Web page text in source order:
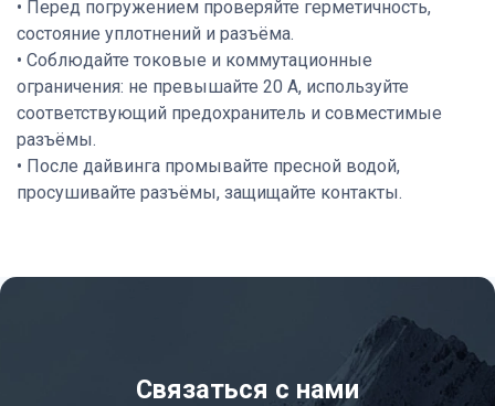
• Перед погружением проверяйте герметичность,
состояние уплотнений и разъёма.
• Соблюдайте токовые и коммутационные
ограничения: не превышайте 20 А, используйте
соответствующий предохранитель и совместимые
разъёмы.
• После дайвинга промывайте пресной водой,
просушивайте разъёмы, защищайте контакты.
Связаться с нами